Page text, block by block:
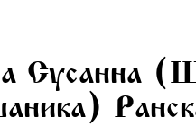
Сусанна